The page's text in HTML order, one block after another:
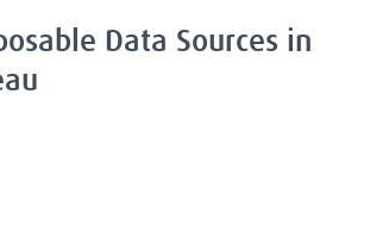
Data Sources in